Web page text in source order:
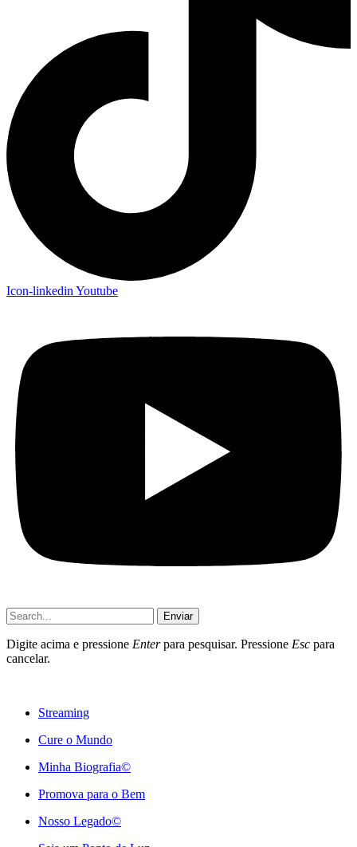
Icon-linkedin Youtube
Enviar
Digite acima e pressione Enterpara pesquisar. Pressione Esc para
cancelar.
Streaming
Cure o Mundo
Minha Biografia©
Promova para o Bem
Nosso Legado©